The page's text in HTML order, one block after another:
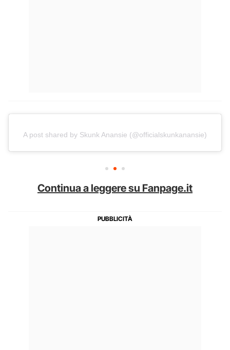
A post shared by Skunk Anansie (@officialskunkanansie)
Continua a leggere su Fanpage.it